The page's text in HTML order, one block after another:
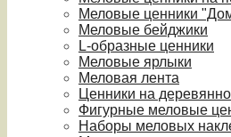
Меловые ценники
Меловые бейджики
L-образные ценники
Меловые ярлыки
Меловая лента
Ценники на
Фигурные меловые
Наборы меловых